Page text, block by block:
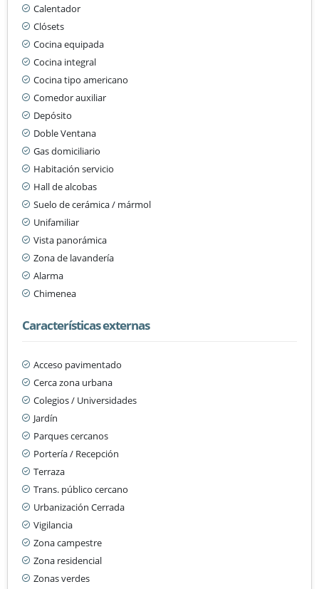
Calentador
Clósets
Cocina equipada
Cocina integral
Cocina tipo americano
Comedor auxiliar
Depósito
Doble Ventana
Gas domiciliario
Habitación servicio
Hall de alcobas
Suelo de cerámica / mármol
Unifamiliar
Vista panorámica
Zona de lavandería
Alarma
Chimenea
Características externas
Acceso pavimentado
Cerca zona urbana
Colegios / Universidades
Jardín
Parques cercanos
Portería / Recepción
Terraza
Trans. público cercano
Urbanización Cerrada
Vigilancia
Zona campestre
Zona residencial
Zonas verdes